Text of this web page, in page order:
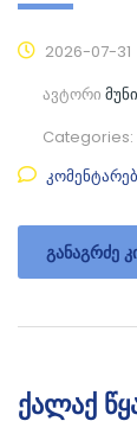
2026-07-31
ავტორი
Categories:
ᲒᲐᲜᲐᲒᲠᲫᲔ
ქალაქ